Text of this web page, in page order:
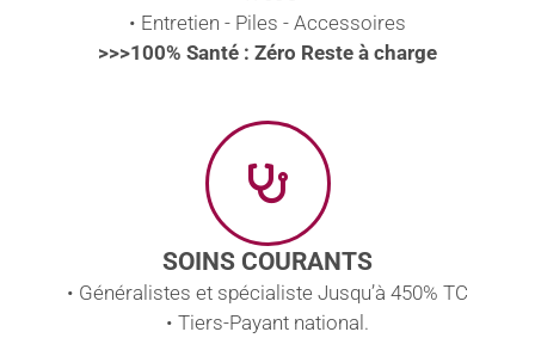
• Entretien - Piles - Accessoires
>>>100% Santé : Zéro Reste à charge
SOINS COURANTS
• Généralistes et spécialiste Jusqu’à 450% TC
• Tiers-Payant national.